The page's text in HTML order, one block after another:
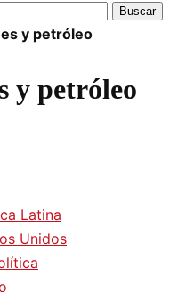
y petróleo
y petróleo
Latina
Unidos